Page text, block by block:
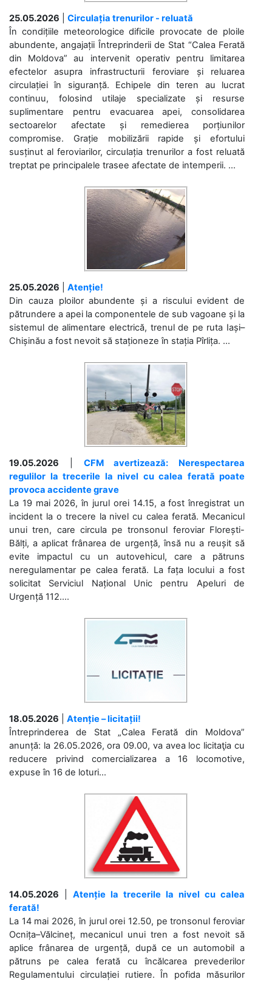
25.05.2026
Circulația trenurilor - reluată
În condițiile meteorologice dificile provocate de ploile
abundente, angajații Întreprinderii de Stat “Calea Ferată
din Moldova” au intervenit operativ pentru limitarea
efectelor asupra infrastructurii feroviare și reluarea
circulației în siguranță. Echipele din teren au lucrat
continuu, folosind utilaje specializate și resurse
suplimentare pentru evacuarea apei, consolidarea
sectoarelor afectate și remedierea porțiunilor
compromise. Grație mobilizării rapide și efortului
susținut al feroviarilor, circulația trenurilor a fost reluată
treptat pe principalele trasee afectate de intemperii. ...
25.05.2026
Atenție!
Din cauza ploilor abundente și a riscului evident de
pătrundere a apei la componentele de sub vagoane și la
sistemul de alimentare electrică, trenul de pe ruta Iași–
Chișinău a fost nevoit să staționeze în stația Pîrlița. ...
19.05.2026
CFM avertizează: Nerespectarea
regulilor la trecerile la nivel cu calea ferată poate
provoca accidente grave
La 19 mai 2026, în jurul orei 14.15, a fost înregistrat un
incident la o trecere la nivel cu calea ferată. Mecanicul
unui tren, care circula pe tronsonul feroviar Florești-
Bălți, a aplicat frânarea de urgență, însă nu a reușit să
evite impactul cu un autovehicul, care a pătruns
neregulamentar pe calea ferată. La fața locului a fost
solicitat Serviciul Național Unic pentru Apeluri de
Urgență 112....
18.05.2026
Atenție – licitații!
Întreprinderea de Stat „Calea Ferată din Moldova”
anunță: la 26.05.2026, ora 09.00, va avea loc licitaţia cu
reducere privind comercializarea a 16 locomotive,
expuse în 16 de loturi...
14.05.2026
Atenție la trecerile la nivel cu calea
ferată!
La 14 mai 2026, în jurul orei 12.50, pe tronsonul feroviar
Ocnița–Vălcineț, mecanicul unui tren a fost nevoit să
aplice frânarea de urgență, după ce un automobil a
pătruns pe calea ferată cu încălcarea prevederilor
Regulamentului circulației rutiere. În pofida măsurilor